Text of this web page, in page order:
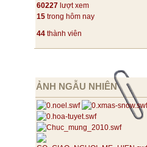
60227 lượt xem
15 trong hôm nay
44 thành viên
ẢNH NGẪU NHIÊN